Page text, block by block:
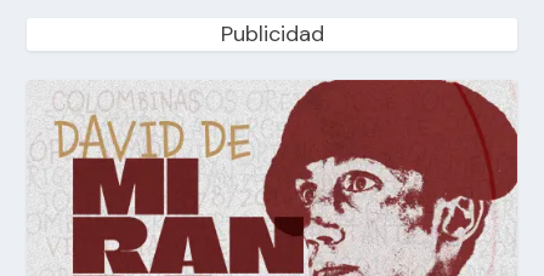
Publicidad